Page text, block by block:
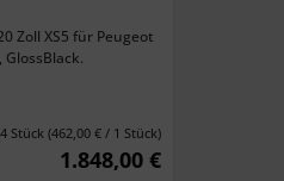
Zoll XS5 für Peugeot
GlossBlack.
4 Stück (462,00 € / 1 Stück)
1.848,00 €